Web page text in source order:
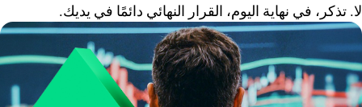
لا. تذكر، في نهاية اليوم، القرار النهائي دائمًا في يديك.